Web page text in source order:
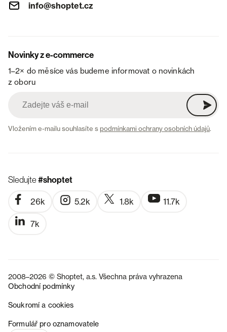
info@shoptet.cz
Novinky z e-commerce
1–2× do měsíce vás budeme informovat o novinkách
z oboru
Vložením e-mailu souhlasíte spodmínkami ochrany osobních údajů.
Sledujte#shoptet
26k 5.2k 1.8k 11.7k
7k
2008–2026 © Shoptet, a.s. Všechna práva vyhrazena
Obchodní podmínky
Soukromí a cookies
Formulář pro oznamovatele